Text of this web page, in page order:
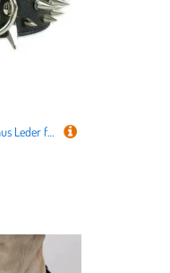
TPIONEER Hundehalsbänder aus Leder für Pitbull, Bulldogge, große Hunde, verstellbar, für mittelgroße und große Hunde, Boxer, SML, XL